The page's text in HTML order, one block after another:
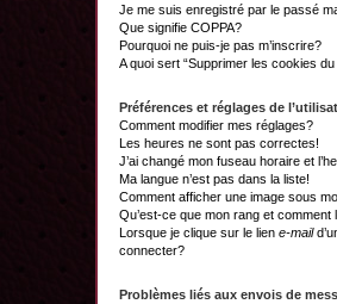
Je me suis enregistré par le passé
Que signifie COPPA?
Pourquoi ne puis-je pas m’inscrire?
A quoi sert “Supprimer les cookies du
Préférences et réglages de
Comment modifier mes réglages?
Les heures ne sont pas correctes!
J’ai changé mon fuseau horaire et
Ma langue n’est pas dans la liste!
Comment afficher une image sous
Qu’est-ce que mon rang et comment
Lorsque je clique sur le lien e-mail
connecter?
Problèmes liés aux envois de